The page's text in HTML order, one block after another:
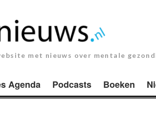
met nieuws over mentale
Agenda Podcasts Boeken